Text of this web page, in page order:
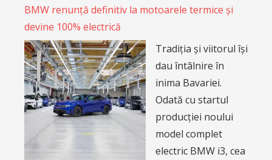
BMW renunță definitiv la motoarele termice și
devine 100% electrică
Tradiția și viitorul își
dau întâlnire în
inima Bavariei.
Odată cu startul
producției noului
model complet
electric BMW i3, cea